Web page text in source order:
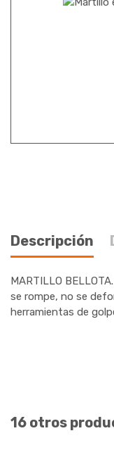
Descripción
MARTILLO
se rompe, no se
herramientas de
16 otros